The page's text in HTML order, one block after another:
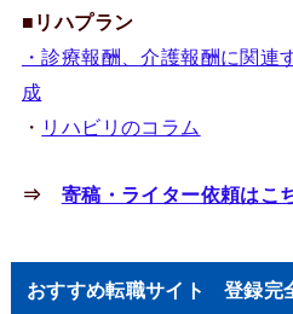
■リハプラン
・診療報酬、介護報酬に関連
成
・ リハビリのコラム
⇒ 寄稿・ライター依頼はこ
おすすめ転職サイト 登録完